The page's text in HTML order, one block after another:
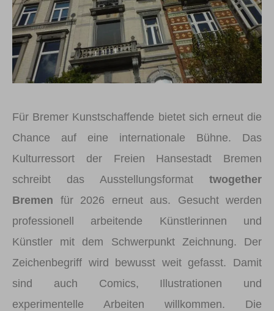
Für Bremer Kunstschaffende bietet sich erneut die
Chance auf eine internationale Bühne. Das
Kulturressort der Freien Hansestadt Bremen
schreibt das Ausstellungsformat twogether
Bremen für 2026 erneut aus. Gesucht werden
professionell arbeitende Künstlerinnen und
Künstler mit dem Schwerpunkt Zeichnung. Der
Zeichenbegriff wird bewusst weit gefasst. Damit
sind auch Comics, Illustrationen und
experimentelle Arbeiten willkommen. Die